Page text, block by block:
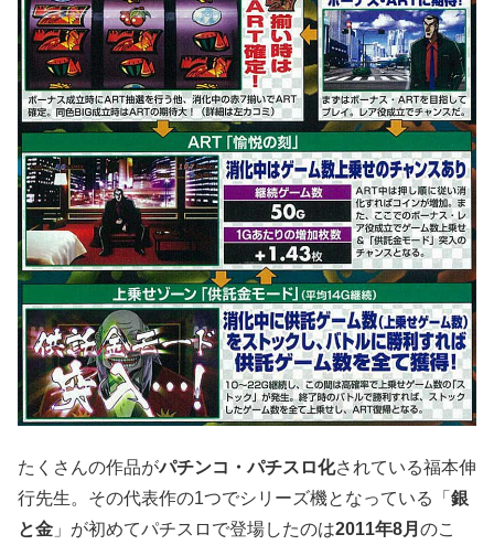
たくさんの作品がパチンコ・パチスロ化されている福本伸
行先生。その代表作の1つでシリーズ機となっている「 銀
と金 」が初めてパチスロで登場したのは2011年8月 のこ